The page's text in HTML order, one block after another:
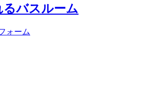
るバスルーム
ォーム